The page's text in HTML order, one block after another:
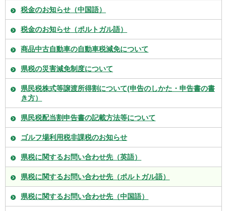
税金のお知らせ（中国語）
税金のお知らせ（ポルトガル語）
商品中古自動車の自動車税減免について
県税の災害減免制度について
県民税株式等譲渡所得割について(申告のしかた・申告書の書
き方）
県民税配当割申告書の記載方法等について
ゴルフ場利用税非課税のお知らせ
県税に関するお問い合わせ先（英語）
県税に関するお問い合わせ先（ポルトガル語）
県税に関するお問い合わせ先（中国語）